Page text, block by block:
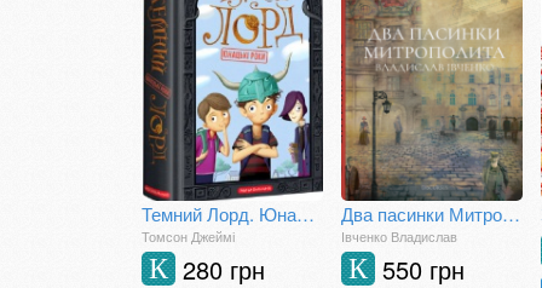
Темний Лорд. Юнацькі роки
Томсон Джеймі
280 грн
К
Два пасинки Митрополита
Івченко Владислав
550 грн
К